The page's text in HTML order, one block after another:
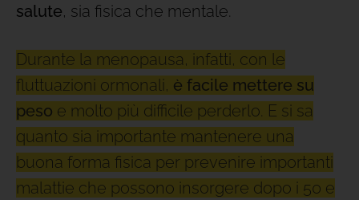
salute, sia fisica che mentale.
Durante la menopausa, infatti, con le
fluttuazioni ormonali, è facile mettere su
peso e molto più difficile perderlo. E si sa
quanto sia importante mantenere una
buona forma fisica per prevenire importanti
malattie che possono insorgere dopo i 50 e